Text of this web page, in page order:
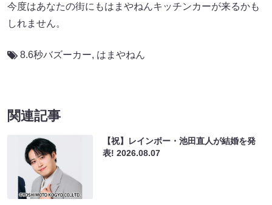
今度はあなたの街にもはまやねんキッチンカーが来るかも
しれません。
8.6秒バズーカー, はまやねん
関連記事
【祝】レインボー・池田直人が結婚を発
表!2026.08.07